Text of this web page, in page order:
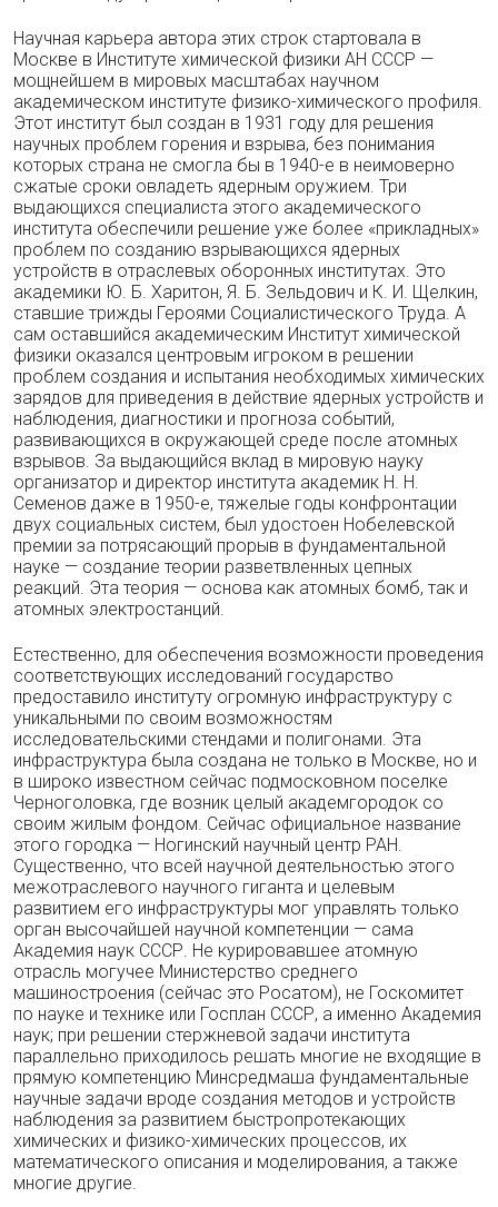
Научная карьера автора этих строк стартовала в
Москве в Институте химической физики АН СССР —
мощнейшем в мировых масштабах научном
академическом институте физико-химического профиля.
Этот институт был создан в 1931 году для решения
научных проблем горения и взрыва, без понимания
которых страна не смогла бы в 1940-е в неимоверно
сжатые сроки овладеть ядерным оружием. Три
выдающихся специалиста этого академического
института обеспечили решение уже более «прикладных»
проблем по созданию взрывающихся ядерных
устройств в отраслевых оборонных институтах. Это
академики Ю. Б. Харитон, Я. Б. Зельдович и К. И. Щелкин,
ставшие трижды Героями Социалистического Труда. А
сам оставшийся академическим Институт химической
физики оказался центровым игроком в решении
проблем создания и испытания необходимых химических
зарядов для приведения в действие ядерных устройств и
наблюдения, диагностики и прогноза событий,
развивающихся в окружающей среде после атомных
взрывов. За выдающийся вклад в мировую науку
организатор и директор института академик Н. Н.
Семенов даже в 1950-е, тяжелые годы конфронтации
двух социальных систем, был удостоен Нобелевской
премии за потрясающий прорыв в фундаментальной
науке — создание теории разветвленных цепных
реакций. Эта теория — основа как атомных бомб, так и
атомных электростанций.
Естественно, для обеспечения возможности проведения
соответствующих исследований государство
предоставило институту огромную инфраструктуру с
уникальными по своим возможностям
исследовательскими стендами и полигонами. Эта
инфраструктура была создана не только в Москве, но и
в широко известном сейчас подмосковном поселке
Черноголовка, где возник целый академгородок со
своим жилым фондом. Сейчас официальное название
этого городка — Ногинский научный центр РАН.
Существенно, что всей научной деятельностью этого
межотраслевого научного гиганта и целевым
развитием его инфраструктуры мог управлять только
орган высочайшей научной компетенции — сама
Академия наук СССР. Не курировавшее атомную
отрасль могучее Министерство среднего
машиностроения (сейчас это Росатом), не Госкомитет
по науке и технике или Госплан СССР, а именно Академия
наук; при решении стержневой задачи института
параллельно приходилось решать многие не входящие в
прямую компетенцию Минсредмаша фундаментальные
научные задачи вроде создания методов и устройств
наблюдения за развитием быстропротекающих
химических и физико-химических процессов, их
математического описания и моделирования, а также
многие другие.